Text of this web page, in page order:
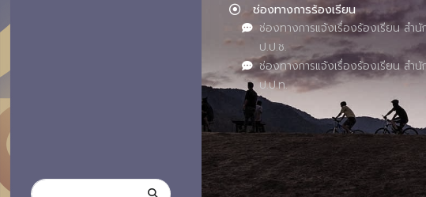
ช่องทางการร้องเรียน
ช่องทางการแจ้งเรื่องร้องเรียน สำนั
ป.ป.ช.
ช่องทางการแจ้งเรื่องร้องเรียน สำนั
ป.ป.ท.